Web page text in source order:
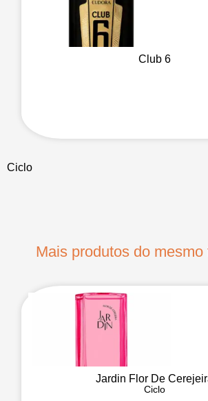
Club 6
Ciclo
Mais produtos do mesmo
Jardin Flor De
Ciclo